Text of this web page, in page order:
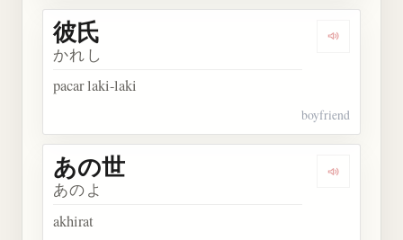
Dengarkan
彼氏
かれし
pacar laki-laki
boyfriend
Dengarkan
あの世
あのよ
akhirat